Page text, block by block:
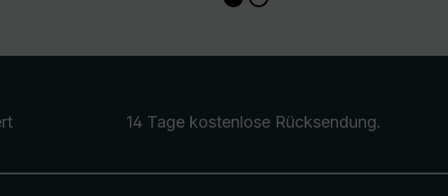
14 Tage kostenlose Rücksendung.